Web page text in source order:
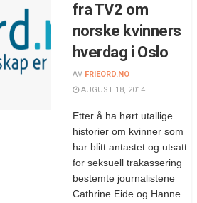
fra TV2 om
norske kvinners
hverdag i Oslo
AV FRIEORD.NO
AUGUST 18, 2014
Etter å ha hørt utallige
historier om kvinner som
har blitt antastet og utsatt
for seksuell trakassering
bestemte journalistene
Cathrine Eide og Hanne